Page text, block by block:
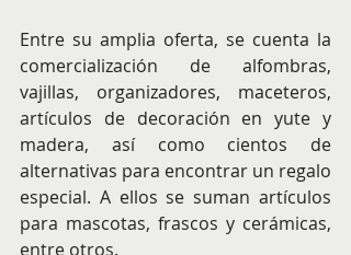
Entre su amplia oferta, se cuenta la
comercialización de alfombras,
vajillas, organizadores, maceteros,
artículos de decoración en yute y
madera, así como cientos de
alternativas para encontrar un regalo
especial. A ellos se suman artículos
para mascotas, frascos y cerámicas,
entre otros.